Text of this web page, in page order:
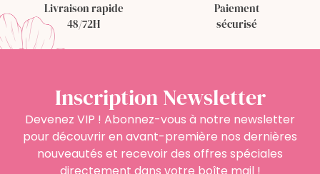
Livraison rapide
48/72H
Paiement
sécurisé
Inscription Newsletter
Devenez VIP ! Abonnez-vous à notre newsletter
pour découvrir en avant-première nos dernières
nouveautés et recevoir des offres spéciales